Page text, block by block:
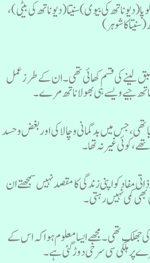
کی بیوی)سنیتا(دیوناتھ کی بیٹی)،
کا شوہر)
لینے کی قسم کھائی تھی ۔ ان کے طرزعمل
ناتھ جیے ویسے ہی بھولا ناتھ مرے۔
، جس میں بدگمانی و چالا کی اور بغض وحسد
کوئی غیر نہ تھا ۔
کو اپنی زندگی کا مقصد نہیں سمجھتے ان
کمی نہیں رہتی ۔
تھی۔ مجھے ایسا معلوم ہوا کہ اس کے
ہلکی سی سرخی دوڑ گئی ہے۔